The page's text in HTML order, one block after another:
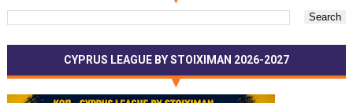
CYPRUS LEAGUE BY STOIXIMAN 2026-2027